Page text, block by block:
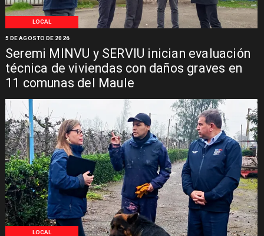
LOCAL
Seremi MINVU y SERVIU inician evaluación
técnica de viviendas con daños graves en
11 comunas del Maule
5 DE AGOSTO DE 2026
LOCAL